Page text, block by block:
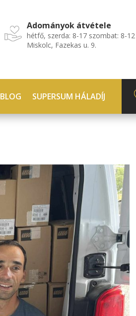
Adományok átvétele
hétfő, szerda: 8-17 szombat: 8-12
Miskolc, Fazekas u. 9.
BLOG SUPERSUM HÁLADÍJ